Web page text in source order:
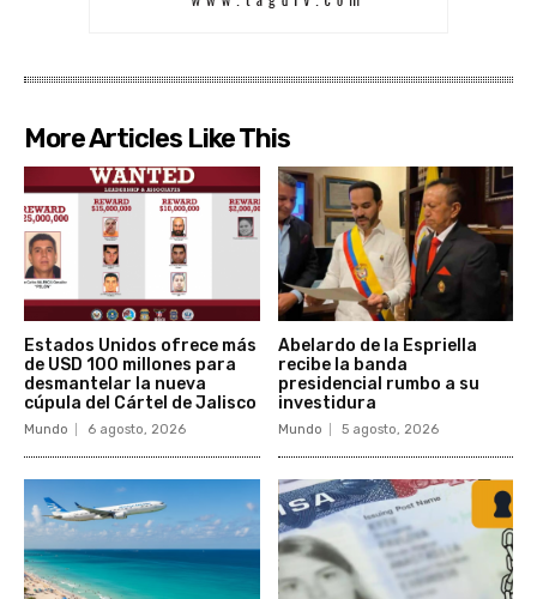
More Articles Like This
Estados Unidos ofrece más
de USD 100 millones para
desmantelar la nueva
cúpula del Cártel de Jalisco
Mundo 6 agosto, 2026
Abelardo de la Espriella
recibe la banda
presidencial rumbo a su
investidura
Mundo 5 agosto, 2026